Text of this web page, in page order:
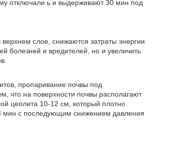
отключали ь и выдерживают 30 мин под
слое, снижаются затраты энергии
болезней и вредителей, но и увеличить
пропаривание почвы под
что на поверхности почвы располагают
цеолита 10-12 см, который плотно
мин с последующим снижением давления